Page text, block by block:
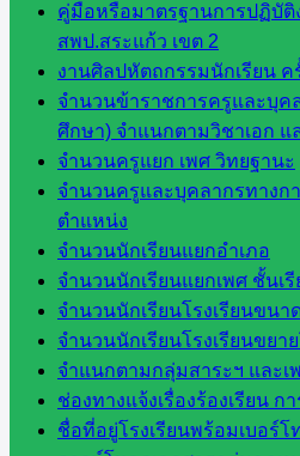
คู่มือหรือมาตรฐานการปฏิบัติ
สพป.สระแก้ว เขต 2
งานศิลปหัตถกรรมนักเรียน ค
จำนวนข้าราชการครูและบุค
ศึกษา) จำแนกตามวิชาเอก แ
จำนวนครูแยก เพศ วิทยฐานะ
จำนวนครูและบุคลากรทางก
ตำแหน่ง
จำนวนนักเรียนแยกอำเภอ
จำนวนนักเรียนแยกเพศ ชั้นเ
จำนวนนักเรียนโรงเรียนขนา
จำนวนนักเรียนโรงเรียนขยา
จำแนกตามกลุ่มสาระฯ และเ
ช่องทางแจ้งเรื่องร้องเรียน
ชื่อที่อยู่โรงเรียนพร้อมเบอร์โ
กลุ่
มอำนวย
การ
กลุ่ม
บริหาร
งานงาน
เงินและ
สินทรัพย์
กลุ่มน
โยบาย
และแผน
กลุ่มส่ง
เสริมการ
จัดการ
ศึกษา